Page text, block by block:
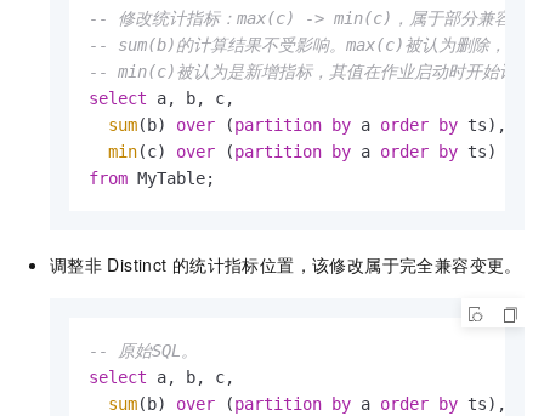
-- 修改统计指标：max(c) -> min(c)，属于部分兼容变
-- sum(b)的计算结果不受影响。max(c)被认为删除，其对
-- min(c)被认为是新增指标，其值在作业启动时开始计
select a, b, c,
sum(b) over (partition by a order by ts),
min(c) over (partition by a order by
from MyTable;
调整非 Distinct 的统计指标位置，该修改属于完全兼容变更。
-- 原始SQL。
select a, b, c,
sum(b) over (partition by a order by ts),